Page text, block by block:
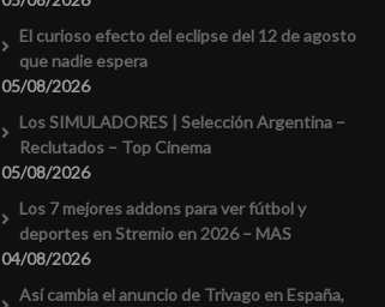
El curioso efecto del eclipse del 12 de agosto
que nadie espera
05/08/2026
Los SIMULADORES | Selección Argentina –
Reclutados – Top Cinema
05/08/2026
Los 7 mejores addons para ver fútbol y
deportes en Stremio en 2026 – MAS
04/08/2026
Así cambia el anuncio de Trivago en España,